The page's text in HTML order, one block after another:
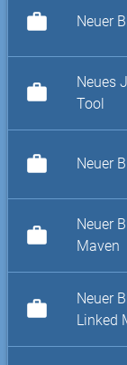
work Neuer
work
Neues
Tool
work Neuer
work
Neuer
Maven
work
Neuer
Linked